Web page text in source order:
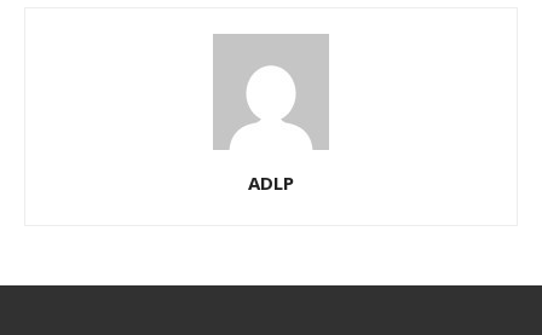
ADLP